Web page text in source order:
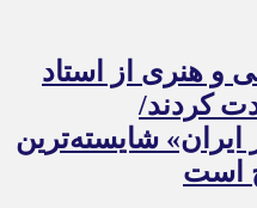
و هنری از استاد
کردند/
شایسته‌ترین
است